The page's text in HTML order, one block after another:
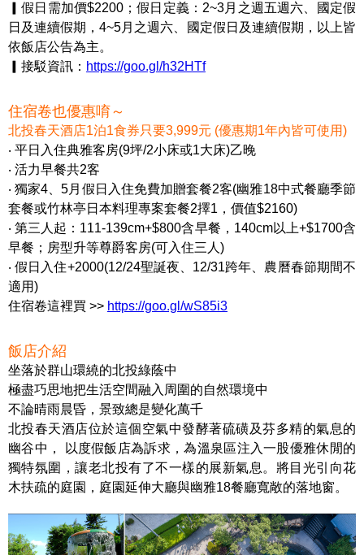
▎假日需加價$2200；假日定義：2~3月之週五週六、國定假
日及連續假期，4~5月之週六、國定假日及連續假期，以上皆
依飯店公告為主。
▎接駁資訊： https://goo.gl/h32HTf
住宿卷也優惠唷～
北投春天酒店1泊1食券只要3,999元 (優惠期1年內皆可使用)
‧ 平日入住典雅客房(9坪/2小床或1大床)乙晚
‧ 活力早餐共2客
‧ 獨家4、5月假日入住免費加贈套餐2客(幽雅18中式餐廳季節
套餐或竹林亭日本料理專案套餐2擇1，價值$2160)
‧ 第三人起：111-139cm+$800含早餐，140cm以上+$1700含
早餐；房型升等尊爵客房(可入住三人)
‧ 假日入住+2000(12/24聖誕夜、12/31跨年、農曆春節期間不
適用)
住宿卷這裡買 >> https://goo.gl/wS85i3
飯店介紹
坐落於群山環繞的北投綠蔭中
極盡巧思地把生活空間融入周圍的自然環境中
不論晴雨晨昏，景致總是變化萬千
北投春天酒店位於這個空氣中發酵著硫磺及芬多精的氣息的
幽谷中， 以度假飯店為訴求，為溫泉區注入一股優雅休閒的
獨特氛圍，讓老北投有了不一樣的展新氣息。將目光引向花
木扶疏的庭園，庭園延伸大廳與幽雅18餐廳寬敞的落地窗。